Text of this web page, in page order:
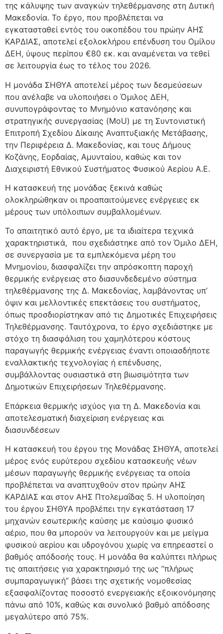
της κάλυψης των αναγκών τηλεθέρμανσης στη Δυτική
Μακεδονία. Το έργο, που προβλέπεται να
εγκατασταθεί εντός του οικοπέδου του πρώην ΑΗΣ
ΚΑΡΔΙΑΣ, αποτελεί εξολοκλήρου επένδυση του Ομίλου
ΔΕΗ, ύψους περίπου €80 εκ. και αναμένεται να τεθεί
σε λειτουργία έως το τέλος του 2026.
Η μονάδα ΣΗΘΥΑ αποτελεί μέρος των δεσμεύσεων
που ανέλαβε να υλοποιήσει ο Όμιλος ΔΕΗ,
συνυπογράφοντας το Μνημόνιο κατανόησης και
στρατηγικής συνεργασίας (MoU) με τη Συντονιστική
Επιτροπή Σχεδίου Δίκαιης Αναπτυξιακής Μετάβασης,
την Περιφέρεια Δ. Μακεδονίας, και τους Δήμους
Κοζάνης, Εορδαίας, Αμυνταίου, καθώς και τον
Διαχειριστή Εθνικού Συστήματος Φυσικού Αερίου Α.Ε.
Η κατασκευή της μονάδας ξεκινά καθώς
ολοκληρώθηκαν οι προαπαιτούμενες ενέργειες εκ
μέρους των υπόλοιπων συμβαλλομένων.
Το απαιτητικό αυτό έργο, με τα ιδιαίτερα τεχνικά
χαρακτηριστικά, που σχεδιάστηκε από τον Όμιλο ΔΕΗ,
σε συνεργασία με τα εμπλεκόμενα μέρη του
Μνημονίου, διασφαλίζει την απρόσκοπτη παροχή
θερμικής ενέργειας στο διασυνδεδεμένο σύστημα
τηλεθέρμανσης της Δ. Μακεδονίας, λαμβάνοντας υπ’
όψιν και μελλοντικές επεκτάσεις του συστήματος,
όπως προσδιορίστηκαν από τις Δημοτικές Επιχειρήσεις
Τηλεθέρμανσης. Ταυτόχρονα, το έργο σχεδιάστηκε με
στόχο τη διασφάλιση του χαμηλότερου κόστους
παραγωγής θερμικής ενέργειας έναντι οποιασδήποτε
εναλλακτικής τεχνολογίας ή επένδυσης,
συμβάλλοντας ουσιαστικά στη βιωσιμότητα των
Δημοτικών Επιχειρήσεων Τηλεθέρμανσης.
Επάρκεια θερμικής ισχύος για τη Δ. Μακεδονία και
αποτελεσματική διαχείριση ενέργειας και
διασυνδέσεων
Η κατασκευή του έργου της Μονάδας ΣΗΘΥΑ, αποτελεί
μέρος ενός ευρύτερου σχεδίου κατασκευής νέων
μέσων παραγωγής θερμικής ενέργειας τα οποία
προβλέπεται να αναπτυχθούν στον πρώην ΑΗΣ
ΚΑΡΔΙΑΣ και στον ΑΗΣ Πτολεμαΐδας 5. Η υλοποίηση
του έργου ΣΗΘΥΑ προβλέπει την εγκατάσταση 17
μηχανών εσωτερικής καύσης με καύσιμο φυσικό
αέριο, που θα μπορούν να λειτουργούν και με μείγμα
φυσικού αερίου και υδρογόνου χωρίς να επηρεαστεί ο
βαθμός απόδοσής τους. Η μονάδα θα καλύπτει πλήρως
τις απαιτήσεις για χαρακτηρισμό της ως “πλήρως
συμπαραγωγική” βάσει της σχετικής νομοθεσίας
εξασφαλίζοντας ποσοστό ενεργειακής εξοικονόμησης
πάνω από 10%, καθώς και συνολικό βαθμό απόδοσης
μεγαλύτερο από 75%.